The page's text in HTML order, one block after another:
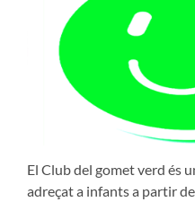
El Club del gomet verd és
adreçat a infants a partir